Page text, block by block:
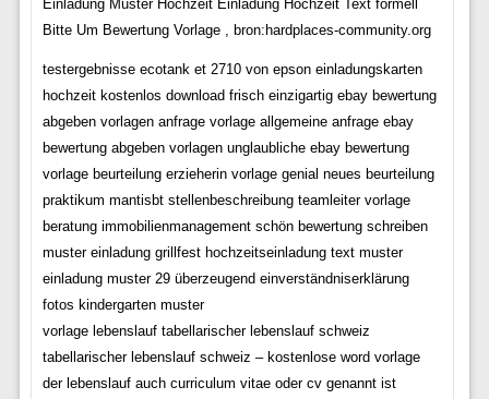
Einladung Muster Hochzeit Einladung Hochzeit Text formell
Bitte Um Bewertung Vorlage , bron:hardplaces-community.org
testergebnisse ecotank et 2710 von epson einladungskarten
hochzeit kostenlos download frisch einzigartig ebay bewertung
abgeben vorlagen anfrage vorlage allgemeine anfrage ebay
bewertung abgeben vorlagen unglaubliche ebay bewertung
vorlage beurteilung erzieherin vorlage genial neues beurteilung
praktikum mantisbt stellenbeschreibung teamleiter vorlage
beratung immobilienmanagement schön bewertung schreiben
muster einladung grillfest hochzeitseinladung text muster
einladung muster 29 überzeugend einverständniserklärung
fotos kindergarten muster
vorlage lebenslauf tabellarischer lebenslauf schweiz
tabellarischer lebenslauf schweiz – kostenlose word vorlage
der lebenslauf auch curriculum vitae oder cv genannt ist